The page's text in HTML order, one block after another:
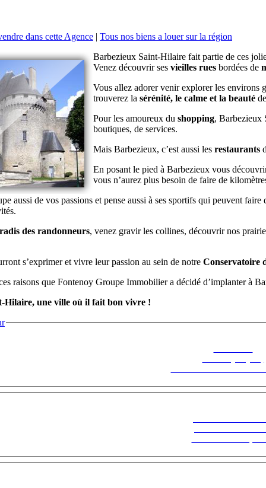
dans cette Agence | Tous nos biens a louer sur la région
Barbezieux Saint-Hilaire fait partie de ces
Venez découvrir ses vieilles rues bordées de
Vous allez adorer venir explorer les environs
trouverez la sérénité, le calme et la beauté
Pour les amoureux du shopping, Barbezieux
boutiques, de services.
Mais Barbezieux, c’est aussi les restaurants
En posant le pied à Barbezieux vous
vous n’aurez plus besoin de faire de
aussi de vos passions et pense aussi à ses sportifs qui peuvent faire
des randonneurs, venez gravir les collines, découvrir nos
s’exprimer et vivre leur passion au sein de notre Conservatoire
raisons que Fontenoy Groupe Immobilier a décidé d’implanter à
Hilaire, une ville où il fait bon vivre !